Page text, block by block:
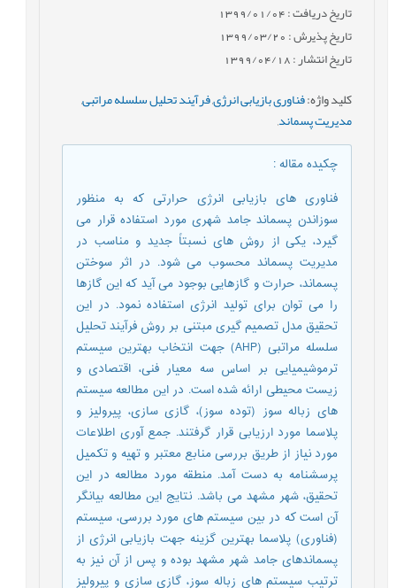
تاریخ دریافت : 1399/01/04
تاریخ پذیرش : 1399/03/20
تاریخ انتشار : 1399/04/18
کلید واژه:فناوری بازیابی انرژی,فرآیند تحلیل سلسله مراتبی,
مدیریت پسماند,
چکیده مقاله:
فناوری های بازیابی انرژی حرارتی که به منظور
سوزاندن پسماند جامد شهری مورد استفاده قرار می
گیرد، یکی از روش های نسبتاً جدید و مناسب در
مدیریت پسماند محسوب می شود. در اثر سوختن
پسماند، حرارت و گازهایی بوجود می آید که این گازها
را می توان برای تولید انرژی استفاده نمود. در این
تحقیق مدل تصمیم گیری مبتنی بر روش فرآیند تحلیل
سلسله مراتبی (AHP) جهت انتخاب بهترین سیستم
ترموشیمیایی بر اساس سه معیار فنی، اقتصادی و
زیست محیطی ارائه شده است. در این مطالعه سیستم
های زباله سوز (توده سوز)، گازی سازی، پیرولیز و
پلاسما مورد ارزیابی قرار گرفتند. جمع آوری اطلاعات
مورد نیاز از طریق بررسی منابع معتبر و تهیه و تکمیل
پرسشنامه به دست آمد. منطقه مورد مطالعه در این
تحقیق، شهر مشهد می باشد. نتایج این مطالعه بیانگر
آن است که در بین سیستم های مورد بررسی، سیستم
(فناوری) پلاسما بهترین گزینه جهت بازیابی انرژی از
پسماندهای جامد شهر مشهد بوده و پس از آن نیز به
ترتیب سیستم های زباله سوز، گازی سازی و پیرولیز